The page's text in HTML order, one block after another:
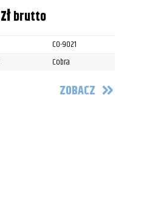
złbrutto
CO-9021
Cobra
ZOBACZ